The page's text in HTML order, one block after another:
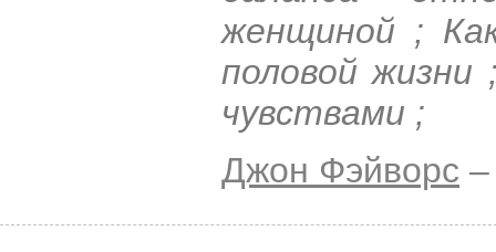
женщиной ;
половой
чувствами ;
Джон Фэйворс